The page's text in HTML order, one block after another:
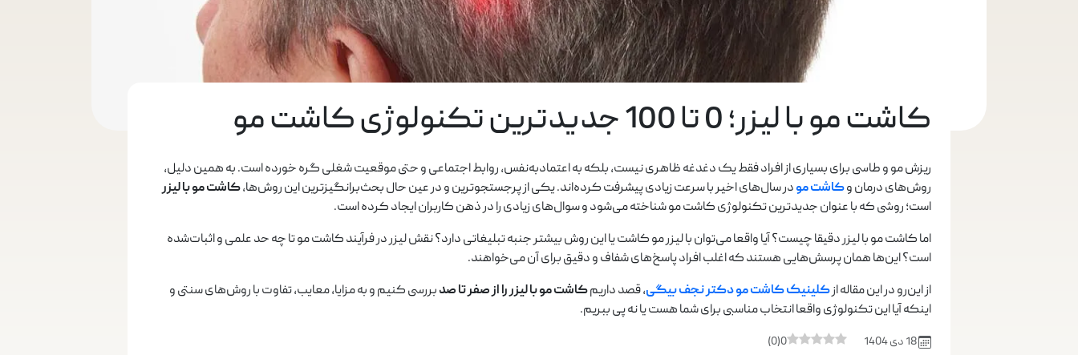
کاشت مو با لیزر؛ 0 تا 100 جدیدترین تکنولوژی کاشت مو
ریزش مو و طاسی برای بسیاری از افراد فقط یک دغدغه ظاهری نیست، بلکه به اعتمادبه‌نفس، روابط اجتماعی و حتی موقعیت شغلی گره خورده است. به همین دلیل،
روش‌های درمان وکاشت مودر سال‌های اخیر با سرعت زیادی پیشرفت کرده‌اند. یکی از پرجستجوترین و در عین حال بحث‌برانگیزترین این روش‌ها،کاشت مو با لیزر
است؛ روشی که با عنوان جدیدترین تکنولوژی کاشت مو شناخته می‌شود و سوال‌های زیادی را در ذهن کاربران ایجاد کرده است.
اما کاشت مو با لیزر دقیقا چیست؟ آیا واقعا می‌توان با لیزر مو کاشت یا این روش بیشتر جنبه تبلیغاتی دارد؟ نقش لیزر در فرآیند کاشت مو تا چه حد علمی و اثبات‌شده
است؟ این‌ها همان پرسش‌هایی هستند که اغلب افراد پاسخ‌های شفاف و دقیق برای آن می‌خواهند.
از این‌رو در این مقاله ازکلینیک کاشت مو دکتر نجف بیگی، قصد داریمکاشت مو با لیزر را از صفر تا صدبررسی کنیم و به مزایا، معایب، تفاوت با روش‌های سنتی و
اینکه آیا این تکنولوژی واقعا انتخاب مناسبی برای شما هست یا نه پی ببریم.
0
(
0
)